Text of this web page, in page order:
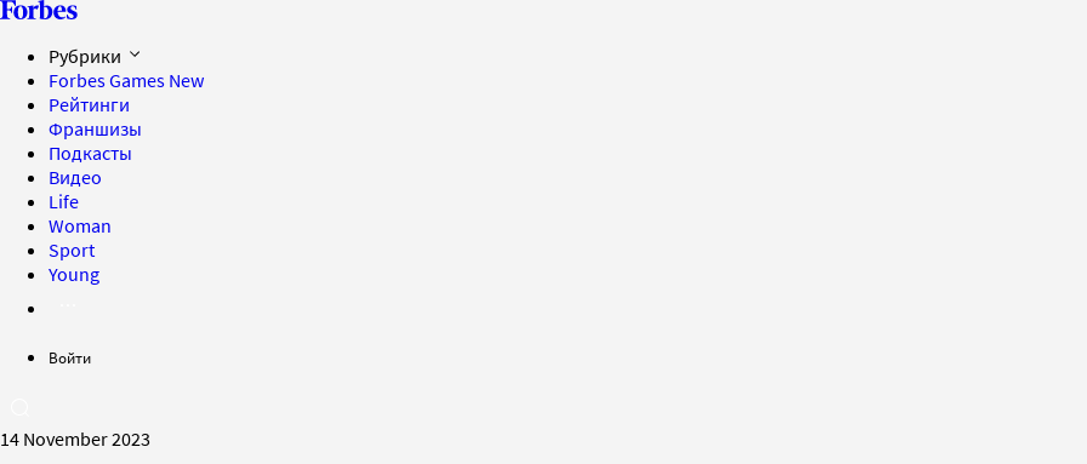
Рубрики
Forbes Games New
Рейтинги
Франшизы
Подкасты
Видео
Life
Woman
Sport
Young
Войти
14 November 2023